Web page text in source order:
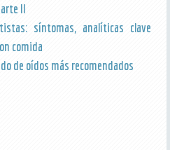
II
síntomas, analíticas clave
comida
de oídos más recomendados